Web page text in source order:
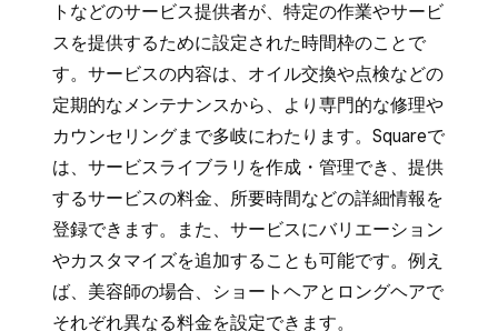
トなどのサービス提供者が、特定の作業やサービ
スを提供するために設定された時間枠のことで
す。サービスの内容は、オイル交換や点検などの
定期的なメンテナンスから、より専門的な修理や
カウンセリングまで多岐にわたります。Squareで
は、サービスライブラリを作成・管理でき、提供
するサービスの料金、所要時間などの詳細情報を
登録できます。また、サービスにバリエーション
やカスタマイズを追加することも可能です。例え
ば、美容師の場合、ショートヘアとロングヘアで
それぞれ異なる料金を設定できます。